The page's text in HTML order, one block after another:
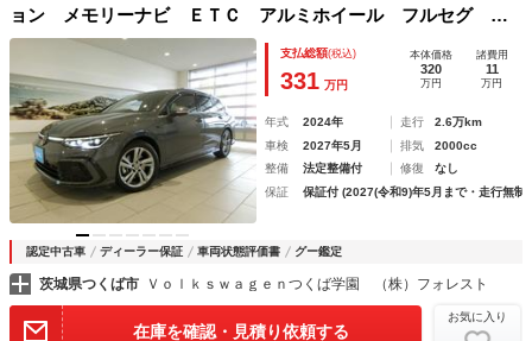
ョン メモリーナビ ＥＴＣ アルミホイール フルセグ オ
ートクルーズコントロール スマートキー 盗難防止システ
ム 横滑り防止装置 記録簿 ワンオーナー エアバッグ エ
アコン パワーステアリング
支払総額(税込)
331 万円
本体価格
320
万円
諸費用
11
万円
年式 2024年 走行
2.6万km
車検
2027年5月 排気
2000cc
整備
法定整備付 修復
なし
保証
保証付 (2027(令和9)年5月まで・走行無制
認定中古車 ディーラー保証 車両状態評価書 グー鑑定
茨城県つくば市 Ｖｏｌｋｓｗａｇｅｎつくば学園 （株）フォレスト
在庫を確認・見積り依頼する
お気に入り